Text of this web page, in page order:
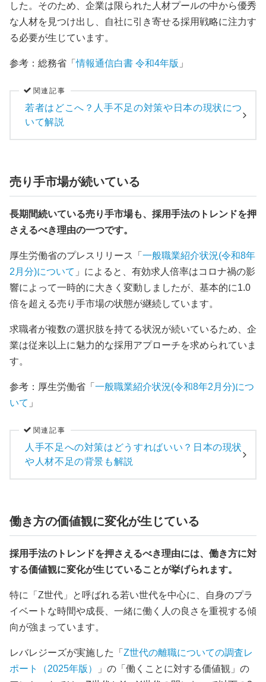
した。そのため、企業は限られた人材プールの中から優秀
な人材を見つけ出し、自社に引き寄せる採用戦略に注力す
る必要が生じています。
参考：総務省「情報通信白書 令和4年版 」
関連記事
若者はどこへ？人手不足の対策や日本の現状につ
いて解説
売り手市場が続いている
長期間続いている売り手市場も、採用手法のトレンドを押
さえるべき理由の一つです。
厚生労働省のプレスリリース「 一般職業紹介状況(令和8年
2月分)について 」によると、有効求人倍率はコロナ禍の影
響によって一時的に大きく変動しましたが、基本的に1.0
倍を超える売り手市場の状態が継続しています。
求職者が複数の選択肢を持てる状況が続いているため、企
業は従来以上に魅力的な採用アプローチを求められていま
す。
参考：厚生労働省「 一般職業紹介状況(令和8年2月分)につ
いて 」
関連記事
人手不足への対策はどうすればいい？日本の現状
や人材不足の背景も解説
働き方の価値観に変化が生じている
採用手法のトレンドを押さえるべき理由には、働き方に対
する価値観に変化が生じていることが挙げられます。
特に「Z世代」と呼ばれる若い世代を中心に、自身のプラ
イベートな時間や成長、一緒に働く人の良さを重視する傾
向が強まっています。
レバレジーズが実施した「 Z世代の離職についての調査レ
ポート（2025年版）
」の「働くことに対する価値観」の